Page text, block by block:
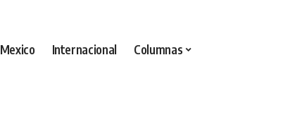
Mexico Internacional Columnas